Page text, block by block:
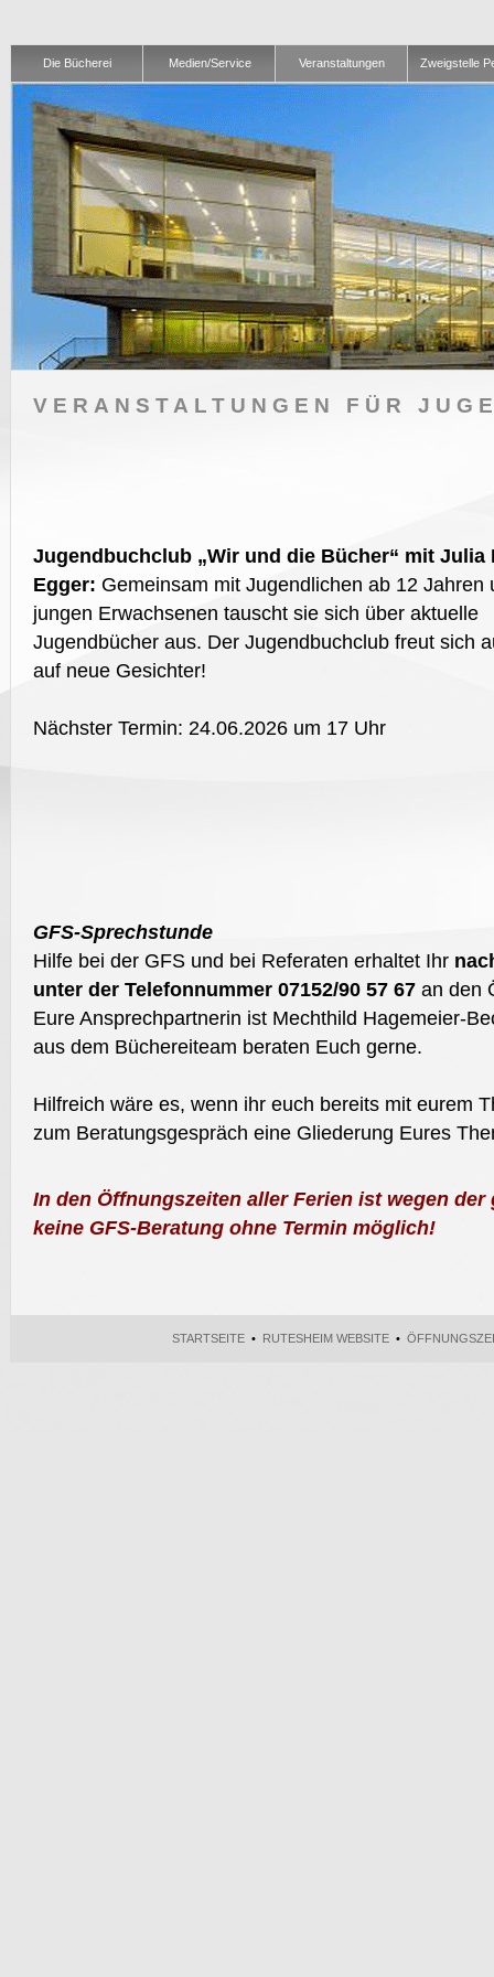
Die Bücherei Medien/Service Veranstaltungen Zweigstelle
VERANSTALTUNGEN FÜR
Jugendbuchclub „Wir und die Bücher“ mit Julia
Egger: Gemeinsam mit Jugendlichen ab 12 Jahren
jungen Erwachsenen tauscht sie sich über aktuelle
Jugendbücher aus. Der Jugendbuchclub freut sich
auf neue Gesichter!
Nächster Termin: 24.06.2026 um 17 Uhr
GFS-Sprechstunde
Hilfe bei der GFS und bei Referaten erhaltet Ihr
unter der Telefonnummer 07152/90 57 67 an den
Eure Ansprechpartnerin ist Mechthild Hagemeier-
aus dem Büchereiteam beraten Euch gerne.
Hilfreich wäre es, wenn ihr euch bereits mit eurem
zum Beratungsgespräch eine Gliederung Eures
In den Öffnungszeiten aller Ferien ist wegen
keine GFS-Beratung ohne Termin möglich!
STARTSEITE • RUTESHEIM WEBSITE •